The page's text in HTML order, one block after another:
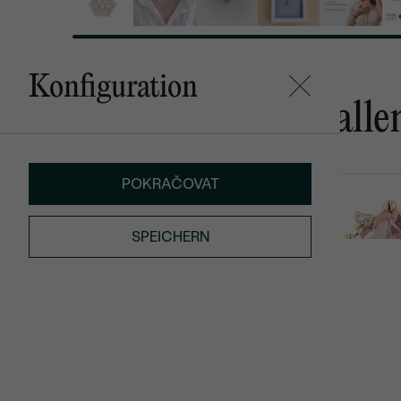
Konfiguration
POKRAČOVAT
SPEICHERN
Das könnte Ihnen
von € 869 von € 1 349